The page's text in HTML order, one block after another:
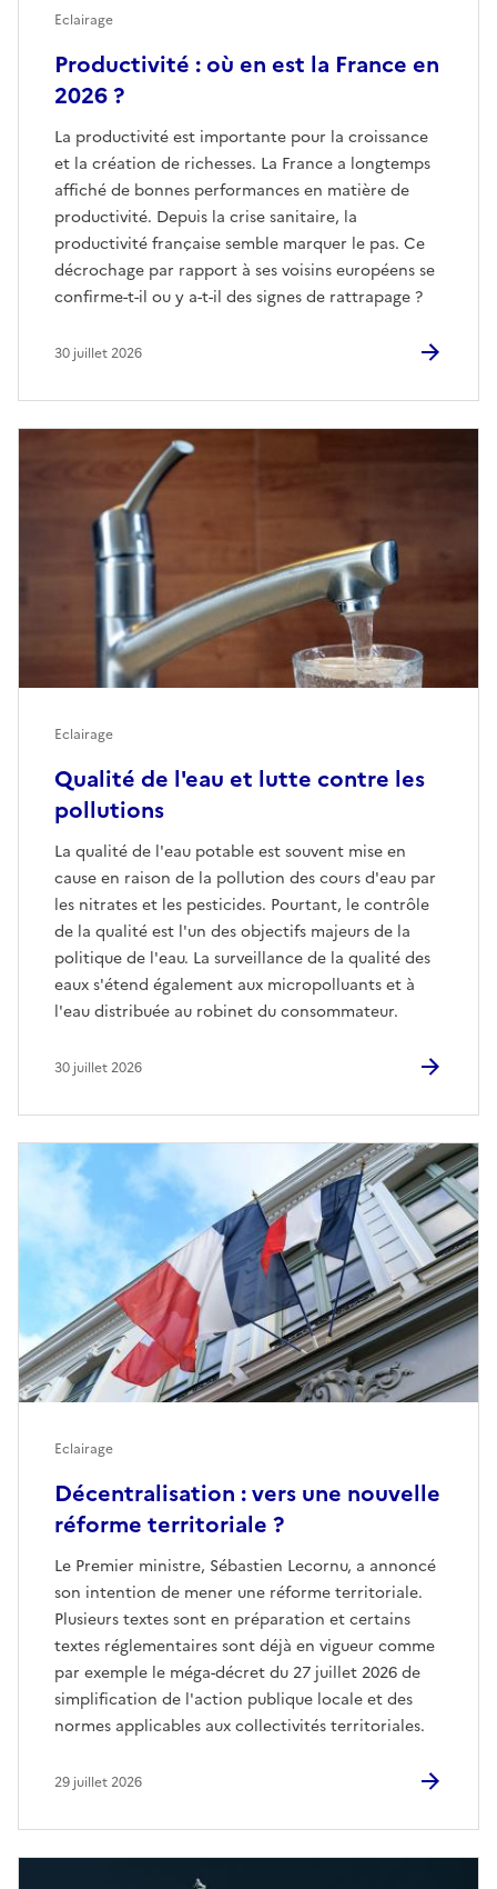
Productivité : où en est la France en
2026 ?
La productivité est importante pour la croissance
et la création de richesses. La France a longtemps
affiché de bonnes performances en matière de
productivité. Depuis la crise sanitaire, la
productivité française semble marquer le pas. Ce
décrochage par rapport à ses voisins européens se
confirme-t-il ou y a-t-il des signes de rattrapage ?
Eclairage
30 juillet 2026
Qualité de l'eau et lutte contre les
pollutions
La qualité de l'eau potable est souvent mise en
cause en raison de la pollution des cours d'eau par
les nitrates et les pesticides. Pourtant, le contrôle
de la qualité est l'un des objectifs majeurs de la
politique de l'eau. La surveillance de la qualité des
eaux s'étend également aux micropolluants et à
l'eau distribuée au robinet du consommateur.
Eclairage
30 juillet 2026
Décentralisation : vers une nouvelle
réforme territoriale ?
Le Premier ministre, Sébastien Lecornu, a annoncé
son intention de mener une réforme territoriale.
Plusieurs textes sont en préparation et certains
textes réglementaires sont déjà en vigueur comme
par exemple le méga-décret du 27 juillet 2026 de
simplification de l'action publique locale et des
normes applicables aux collectivités territoriales.
Eclairage
29 juillet 2026